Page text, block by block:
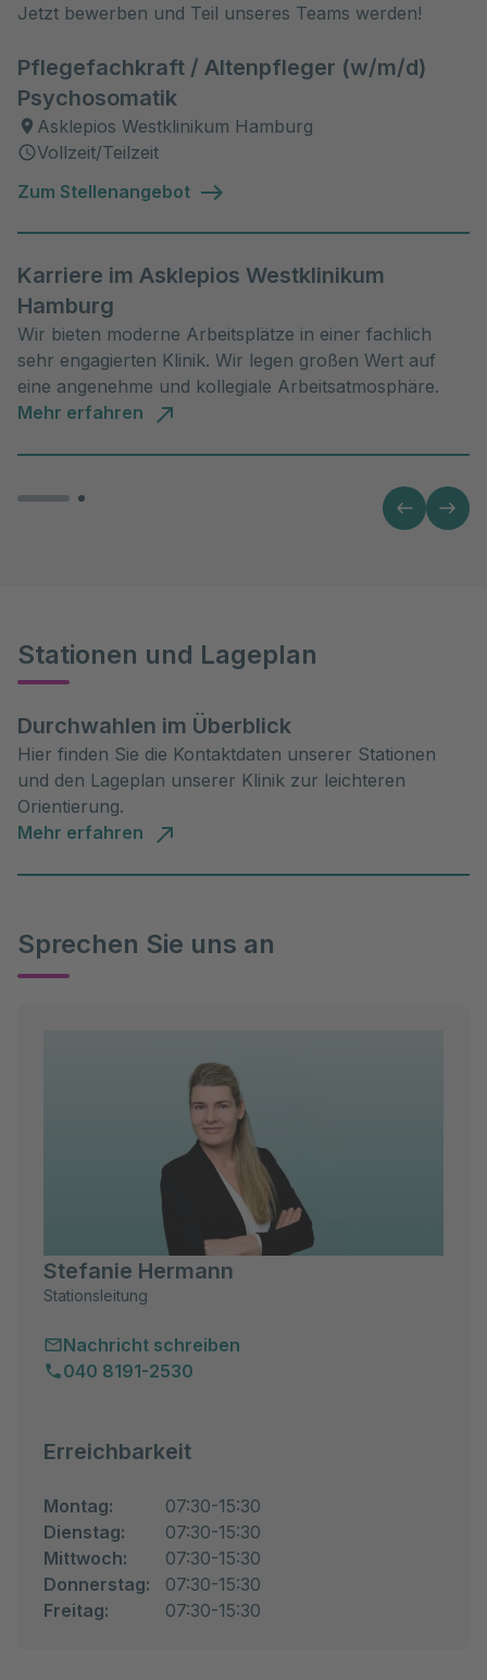
Jetzt bewerben und Teil unseres Teams werden!
Pflegefachkraft / Altenpfleger (w/m/d)
Psychosomatik
Asklepios Westklinikum Hamburg
Vollzeit/Teilzeit
Zum Stellenangebot
Karriere im Asklepios Westklinikum
Hamburg
Wir bieten moderne Arbeitsplätze in einer fachlich
sehr engagierten Klinik. Wir legen großen Wert auf
eine angenehme und kollegiale Arbeitsatmosphäre.
Mehr erfahren
Stationen und Lageplan
Durchwahlen im Überblick
Hier finden Sie die Kontaktdaten unserer Stationen
und den Lageplan unserer Klinik zur leichteren
Orientierung.
Mehr erfahren
Sprechen Sie uns an
Stefanie Hermann
Stationsleitung
Nachricht schreiben
040 8191-2530
Erreichbarkeit
Montag:
07:30-15:30
Dienstag:
07:30-15:30
Mittwoch:
07:30-15:30
Donnerstag:
07:30-15:30
Freitag:
07:30-15:30